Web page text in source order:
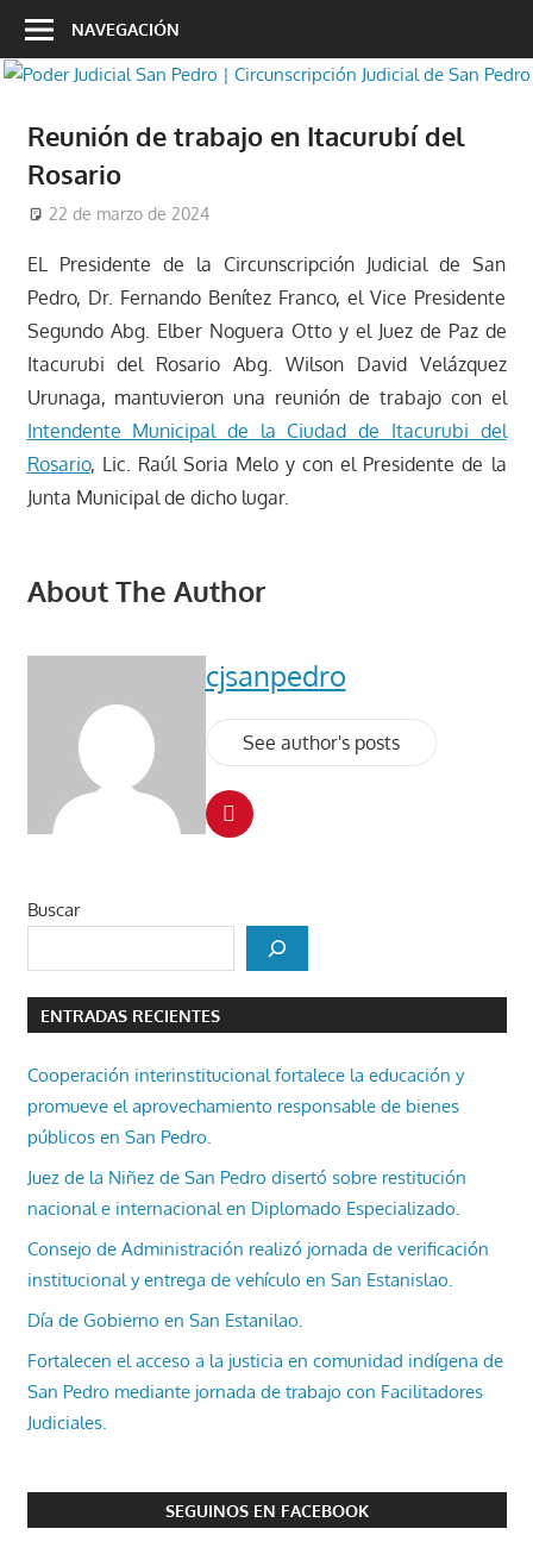
Saltar
contenido
NAVEGACIÓN
Reunión de trabajo en Itacurubí del
Rosario
22 de marzo de 2024
EL Presidente de la Circunscripción Judicial de San
Pedro, Dr. Fernando Benítez Franco, el Vice Presidente
Segundo Abg. Elber Noguera Otto y el Juez de Paz de
Itacurubi del Rosario Abg. Wilson David Velázquez
Urunaga, mantuvieron una reunión de trabajo con el
Intendente Municipal de la Ciudad de Itacurubi del
Rosario, Lic. Raúl Soria Melo y con el Presidente de la
Junta Municipal de dicho lugar.
About The Author
cjsanpedro
See author's posts
Buscar
ENTRADAS RECIENTES
Cooperación interinstitucional fortalece la educación y
promueve el aprovechamiento responsable de bienes
públicos en San Pedro.
Juez de la Niñez de San Pedro disertó sobre restitución
nacional e internacional en Diplomado Especializado.
Consejo de Administración realizó jornada de verificación
institucional y entrega de vehículo en San Estanislao.
Día de Gobierno en San Estanilao.
Fortalecen el acceso a la justicia en comunidad indígena de
San Pedro mediante jornada de trabajo con Facilitadores
Judiciales.
SEGUINOS EN FACEBOOK